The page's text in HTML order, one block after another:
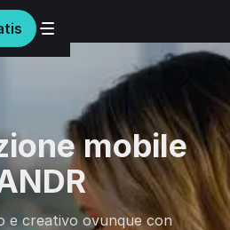
mobile
e creativo ovunque con